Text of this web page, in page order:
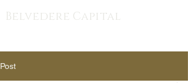
Belvedere Capital
Post